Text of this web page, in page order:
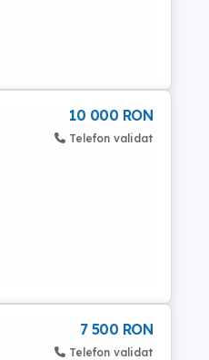
10 000 RON
Telefon validat
7 500 RON
Telefon validat